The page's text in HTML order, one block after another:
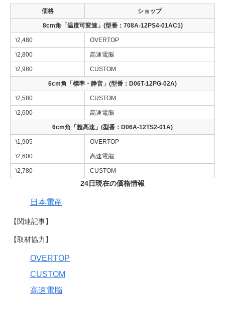
24日現在の価格情報
価格 ショップ
8cm角「温度可変速」(型番：708A-12PS4-01AC1)
\2,480 OVERTOP
\2,800 高速電脳
\2,980 CUSTOM
6cm角「標準・静音」(型番：D06T-12PG-02A)
\2,580 CUSTOM
\2,600 高速電脳
6cm角「超高速」(型番：D06A-12TS2-01A)
\1,905 OVERTOP
\2,600 高速電脳
\2,780 CUSTOM
日本電産
【関連記事】
【取材協力】
OVERTOP
CUSTOM
高速電脳